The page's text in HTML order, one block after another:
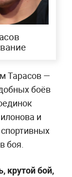
Тарасов —
боёв
и
боя.
крутой бой,